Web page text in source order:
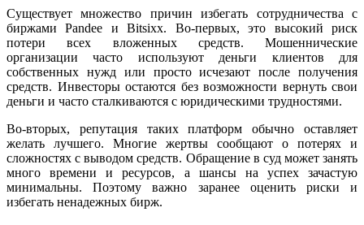
Существует множество причин избегать сотрудничества с
биржами Pandee и Bitsixx. Во-первых, это высокий риск
потери всех вложенных средств. Мошеннические
организации часто используют деньги клиентов для
собственных нужд или просто исчезают после получения
средств. Инвесторы остаются без возможности вернуть свои
деньги и часто сталкиваются с юридическими трудностями.
Во-вторых, репутация таких платформ обычно оставляет
желать лучшего. Многие жертвы сообщают о потерях и
сложностях с выводом средств. Обращение в суд может занять
много времени и ресурсов, а шансы на успех зачастую
минимальны. Поэтому важно заранее оценить риски и
избегать ненадежных бирж.